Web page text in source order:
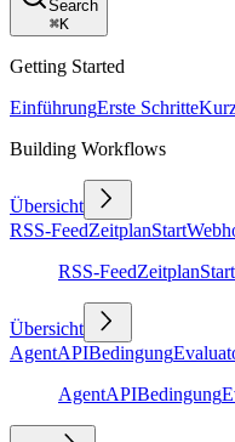
Search
⌘K
Getting Started
EinführungErste Schritte
Building Workflows
Übersicht
RSS-FeedZeitplanStart
RSS-FeedZeitplanStart
Übersicht
AgentAPIBedingung
AgentAPIBedingung